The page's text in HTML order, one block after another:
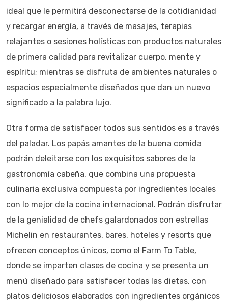
ideal que le permitirá desconectarse de la cotidianidad
y recargar energía, a través de masajes, terapias
relajantes o sesiones holísticas con productos naturales
de primera calidad para revitalizar cuerpo, mente y
espíritu; mientras se disfruta de ambientes naturales o
espacios especialmente diseñados que dan un nuevo
significado a la palabra lujo.
Otra forma de satisfacer todos sus sentidos es a través
del paladar. Los papás amantes de la buena comida
podrán deleitarse con los exquisitos sabores de la
gastronomía cabeña, que combina una propuesta
culinaria exclusiva compuesta por ingredientes locales
con lo mejor de la cocina internacional. Podrán disfrutar
de la genialidad de chefs galardonados con estrellas
Michelin en restaurantes, bares, hoteles y resorts que
ofrecen conceptos únicos, como el Farm To Table,
donde se imparten clases de cocina y se presenta un
menú diseñado para satisfacer todas las dietas, con
platos deliciosos elaborados con ingredientes orgánicos